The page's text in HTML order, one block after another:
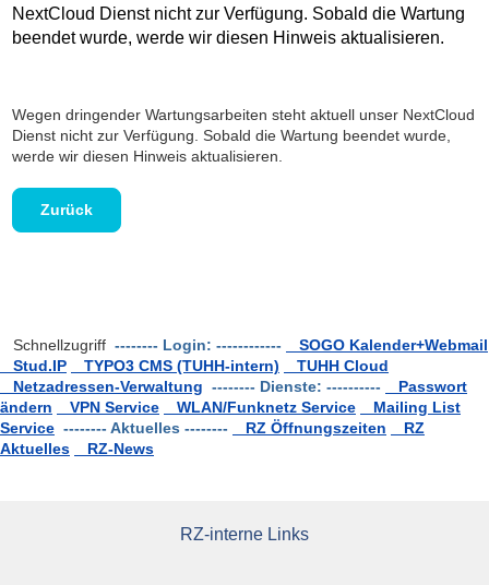
NextCloud Dienst nicht zur Verfügung. Sobald die Wartung
beendet wurde, werde wir diesen Hinweis aktualisieren.
Wegen dringender Wartungsarbeiten steht aktuell unser NextCloud
Dienst nicht zur Verfügung. Sobald die Wartung beendet wurde,
werde wir diesen Hinweis aktualisieren.
Zurück
Schnellzugriff -------- Login: ------------
SOGO Kalender+Webmail
Stud.IP
TYPO3 CMS (TUHH-intern)
TUHH Cloud
Netzadressen-Verwaltung -------- Dienste: ----------
Passwort
ändern
VPN Service WLAN/Funknetz Service
Mailing List
Service -------- Aktuelles -------- RZ Öffnungszeiten
RZ
Aktuelles
RZ-News
RZ-interne Links